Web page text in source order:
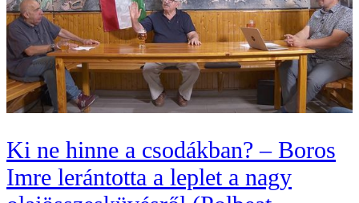
Ki ne hinne a csodákban? – Boros
Imre lerántotta a leplet a nagy